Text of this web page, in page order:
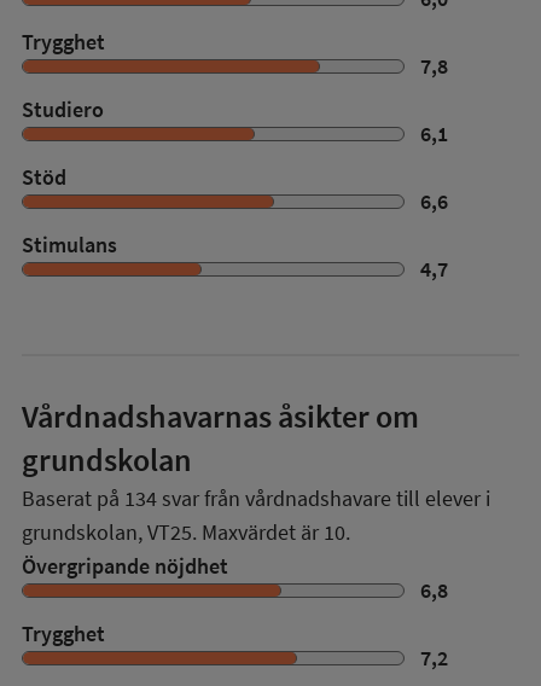
Trygghet
7,8
Studiero
6,1
Stöd
6,6
Stimulans
4,7
Vårdnadshavarnas åsikter om
grundskolan
Baserat på 134 svar från vårdnadshavare till elever i
grundskolan,VT25. Maxvärdet är 10.
Övergripande nöjdhet
6,8
Trygghet
7,2